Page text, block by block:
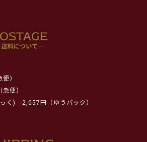
）
便）
く)
2,057円（ゆうパック）